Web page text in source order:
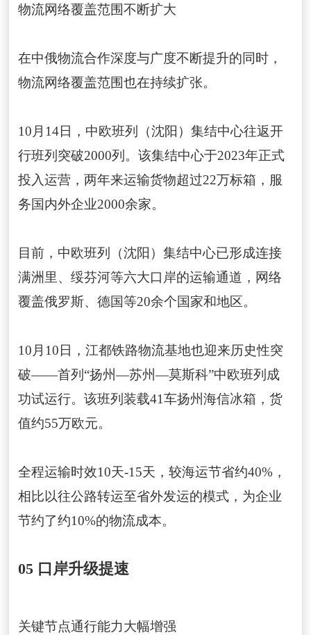
物流网络覆盖范围不断扩大
在中俄物流合作深度与广度不断提升的同时，
物流网络覆盖范围也在持续扩张。
10月14日，中欧班列（沈阳）集结中心往返开
行班列突破2000列。该集结中心于2023年正式
投入运营，两年来运输货物超过22万标箱，服
务国内外企业2000余家。
目前，中欧班列（沈阳）集结中心已形成连接
满洲里、绥芬河等六大口岸的运输通道，网络
覆盖俄罗斯、德国等20余个国家和地区。
10月10日，江都铁路物流基地也迎来历史性突
破——首列“扬州—苏州—莫斯科”中欧班列成
功试运行。该班列装载41车扬州海信冰箱，货
值约55万欧元。
全程运输时效10天-15天，较海运节省约40%，
相比以往公路转运至省外发运的模式，为企业
节约了约10%的物流成本。
05 口岸升级提速
关键节点通行能力大幅增强